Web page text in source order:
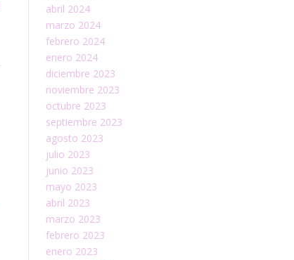
abril 2024
marzo 2024
febrero 2024
enero 2024
diciembre 2023
noviembre 2023
octubre 2023
septiembre 2023
agosto 2023
julio 2023
junio 2023
mayo 2023
abril 2023
marzo 2023
febrero 2023
enero 2023